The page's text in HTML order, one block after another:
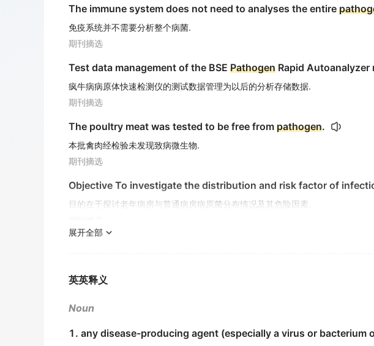
The immune system does not need to analyses the entire
免疫系统并不需要分析整个病菌.
期刊摘选
Test data management of the BSE Pathogen Rapid
疯牛病病原体快速检测仪的测试数据管理为以后的分析存储数据.
期刊摘选
The poultry meat was tested to be free from pathogen.
本批禽肉经检验未发现致病微生物.
期刊摘选
Objective To investigate the distribution and risk factor of
目的在于探讨老年病房与普通病房病原菌分布情况及其危险因素.
期刊摘选
The infections due to this
期刊摘选
展开全部
英英释义
Noun
1. any disease-producing agent (especially a virus or bacterium